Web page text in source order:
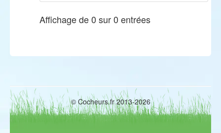
Affichage de 0 sur 0 entrées
© Cocheurs.fr 2013-2026